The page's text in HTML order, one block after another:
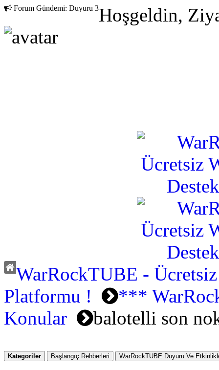
Forum Gündemi: Duyuru 3Hoşgeldin,
WarRockTUBE -
Platformu !
***
Konular
balotelli son
Kategoriler Başlangıç Rehberleri WarRockTUBE Duyuru Ve